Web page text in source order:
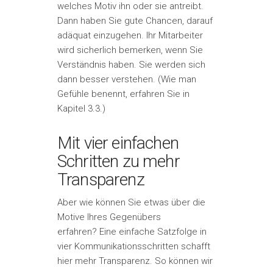
welches Motiv ihn oder sie antreibt.
Dann haben Sie gute Chancen, darauf
adäquat einzugehen. Ihr Mitarbeiter
wird sicherlich bemerken, wenn Sie
Verständnis haben. Sie werden sich
dann besser verstehen. (Wie man
Gefühle benennt, erfahren Sie in
Kapitel 3.3.)
Mit vier einfachen
Schritten zu mehr
Transparenz
Aber wie können Sie etwas über die
Motive Ihres Gegenübers
erfahren? Eine einfache Satzfolge in
vier Kommunikationsschritten schafft
hier mehr Transparenz. So können wir